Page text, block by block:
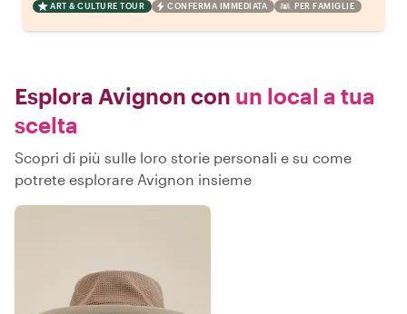
ART & CULTURE TOUR CONFERMA IMMEDIATA PER FAMIGLIE
Esplora Avignon con un local a tua
scelta
Scopri di più sulle loro storie personali e su come
potrete esplorare Avignon insieme